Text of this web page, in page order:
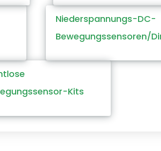
Niederspannungs-DC-
Bewegungssensoren/
Kits